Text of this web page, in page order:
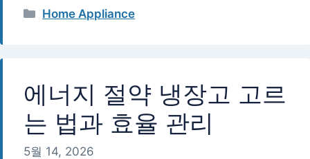
카
Home Appliance
에너지 절약 냉장고 고르
는 법과 효율 관리
5월 14, 2026